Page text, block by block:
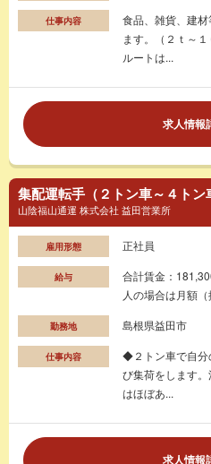
仕事内容
食品、雑貨、建
ます。（２ｔ～
ルートは...
求人情報
集配運転手（２トン車～４トン
山陰福山通運 株式会社 益田営業所
雇用形態 正社員
給与
合計賃金：
人の場合は月額
勤務地 島根県益田市
仕事内容
◆２トン車で自分
び集荷をします
はほぼあ...
求人情報